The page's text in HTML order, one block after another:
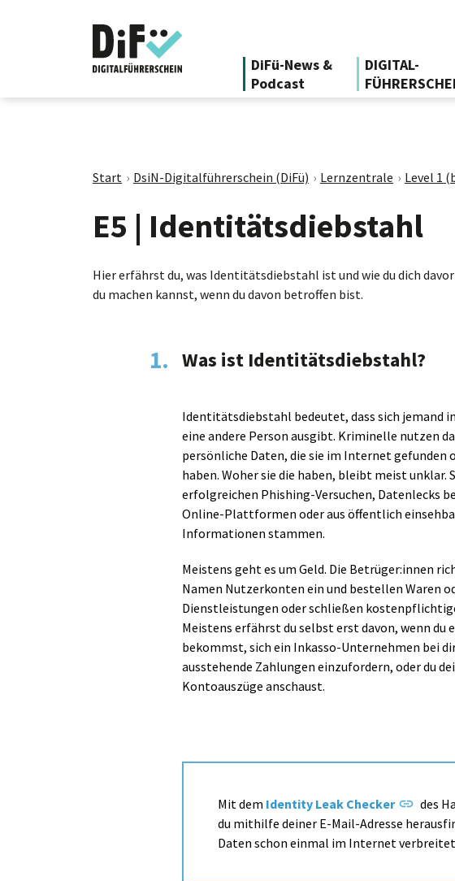
DiFü-News &
Podcast
DIGITAL-
Start DsiN-Digitalführerschein (DiFü) Lernzentrale Level 1
E5 | Identitätsdiebstahl
Hier erfährst du, was Identitätsdiebstahl ist und wie du dich
du machen kannst, wenn du davon betroffen bist.
1. Was ist Identitätsdiebstahl?
Identitätsdiebstahl bedeutet, dass sich jemand
eine andere Person ausgibt. Kriminelle nutzen
persönliche Daten, die sie im Internet gefunden
haben. Woher sie die haben, bleibt meist unklar.
erfolgreichen Phishing-Versuchen, Datenlecks
Online-Plattformen oder aus öffentlich
Informationen stammen.
Meistens geht es um Geld. Die Betrüger:innen
Namen Nutzerkonten ein und bestellen Waren
Dienstleistungen oder schließen
Meistens erfährst du selbst erst davon, wenn du
bekommst, sich ein Inkasso-Unternehmen bei
ausstehende Zahlungen einzufordern, oder du
Kontoauszüge anschaust.
Mit dem Identity Leak Checker
des
du mithilfe deiner E-Mail-Adresse
Daten schon einmal im Internet